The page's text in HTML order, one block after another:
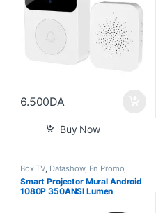
6.500DA
Buy Now
Box TV Datashow, En Promo
Nouvel Arrivage Smart Home
Smart Projector Mural Android
1080P 350ANSI Lumen